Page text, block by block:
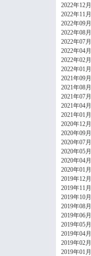
2022年12月
2022年11月
2022年09月
2022年08月
2022年07月
2022年04月
2022年02月
2022年01月
2021年09月
2021年08月
2021年07月
2021年04月
2021年01月
2020年12月
2020年09月
2020年07月
2020年05月
2020年04月
2020年01月
2019年12月
2019年11月
2019年10月
2019年08月
2019年06月
2019年05月
2019年04月
2019年02月
2019年01月